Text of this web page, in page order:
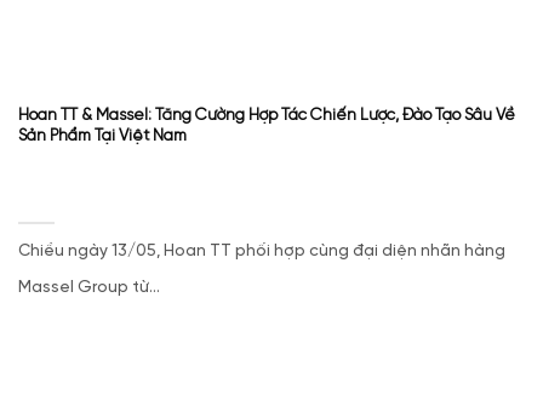
Hoan TT & Massel: Tăng Cường Hợp Tác Chiến Lược, Đào Tạo Sâu Về
Sản Phẩm Tại Việt Nam
Chiều ngày 13/05, Hoan TT phối hợp cùng đại diện nhãn hàng
Massel Group từ...